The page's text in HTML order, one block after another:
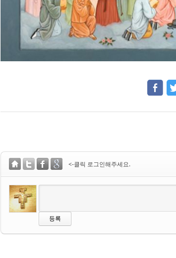
<-클릭 로그인해주세요.